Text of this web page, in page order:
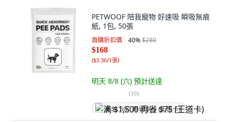
PETWOOF 陪我寵物 好速吸 瞬吸無痕
紙, 1包, 50張
首購折扣價 40%$280
$168
($3.36/1張)
明天 8/8 (六) 預計送達
(10)
满 $1,500 再省 $75 (王道卡)